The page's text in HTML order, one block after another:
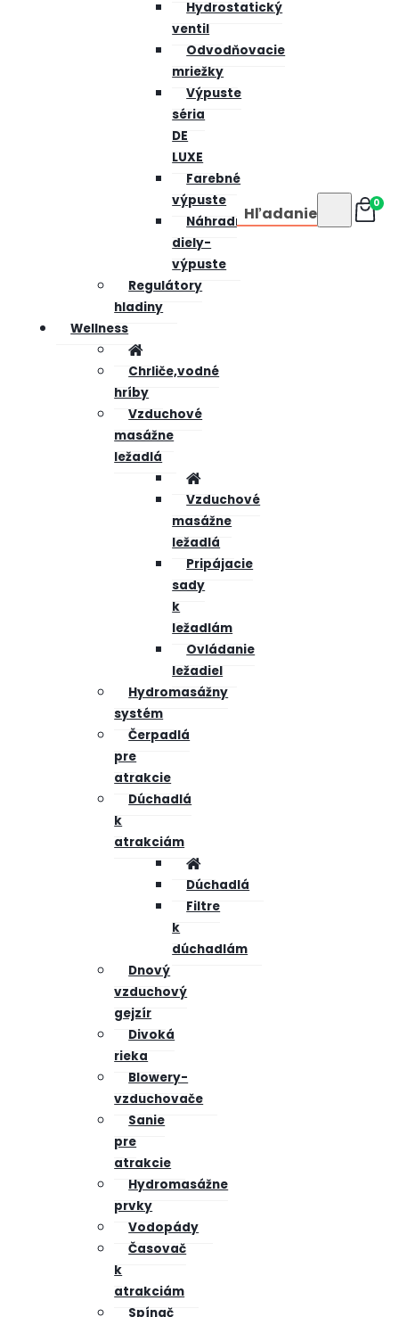
Hydrostatický
ventil
Odvodňovacie
mriežky
Výpuste
séria
DE
LUXE
Farebné
výpuste
Náhradné
diely-
výpuste
Regulátory
hladiny
Wellness
Chrliče,vodné
hríby
Vzduchové
masážne
ležadlá
Vzduchové
masážne
ležadlá
Pripájacie
sady
k
ležadlám
Ovládanie
ležadiel
Hydromasážny
systém
Čerpadlá
pre
atrakcie
Dúchadlá
k
atrakciám
Dúchadlá
Filtre
k
dúchadlám
Dnový
vzduchový
gejzír
Divoká
rieka
Blowery-
vzduchovače
Sanie
pre
atrakcie
Hydromasážne
prvky
Vodopády
Časovač
k
atrakciám
Spínač
Hľadanie 0